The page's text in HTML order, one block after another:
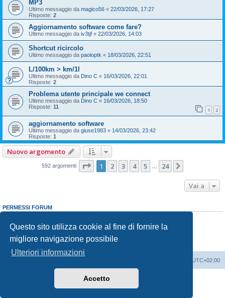
Questo sito utilizza cookie al fine di fornire la
migliore navigazione possibile
Ulteriori informazioni
Accetto
MP3
Ultimo messaggio da magico56 « 22/03/2026, 17:27
Risposte: 2
Aggiornamento software come fare?
Ultimo messaggio da iv3tjf « 22/03/2026, 14:03
Shortcut ricircolo
Ultimo messaggio da paoloptk « 18/03/2026, 22:51
L/100km > km/1l
Ultimo messaggio da Dino C « 16/03/2026, 22:01
Risposte: 2
Problema utente principale we connect
Ultimo messaggio da Dino C « 16/03/2026, 18:50
Risposte: 11 1 2
aggiornamento software
Ultimo messaggio da giuse1983 « 14/03/2026, 23:42
Risposte: 1
Nuovo argomento
592 argomenti Pagina di 24
1 2 3 4 5 24
Vai a
PERMESSI FORUM
Non puoirispondere negli argomenti
Non puoimodificare i tuoi messaggi
Non puoicancellare i tuoi messaggi
Non puoi
inviare allegati
UTC+02:00
phpBB® Forum Software © phpBB Limited
phpBB-Italia.it